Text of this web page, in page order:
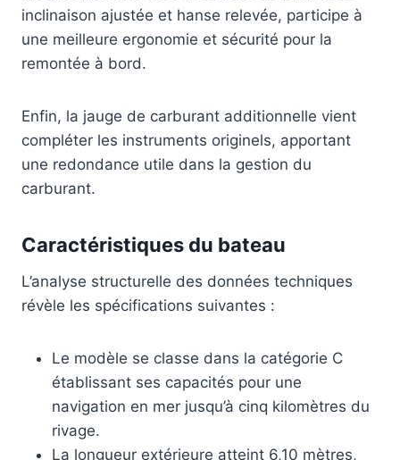
inclinaison ajustée et hanse relevée, participe à
une meilleure ergonomie et sécurité pour la
remontée à bord.
Enfin, la jauge de carburant additionnelle vient
compléter les instruments originels, apportant
une redondance utile dans la gestion du
carburant.
Caractéristiques du bateau
L’analyse structurelle des données techniques
révèle les spécifications suivantes :
Le modèle se classe dans la catégorie C
établissant ses capacités pour une
navigation en mer jusqu’à cinq kilomètres du
rivage.
La longueur extérieure atteint 6,10 mètres,